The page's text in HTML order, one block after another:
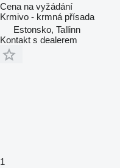
Cena na vyžádání
Krmivo - krmná přísada
Estonsko, Tallinn
Kontakt s dealerem
1